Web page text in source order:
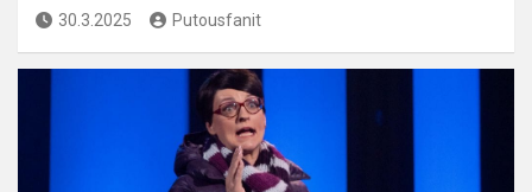
30.3.2025 Putousfanit